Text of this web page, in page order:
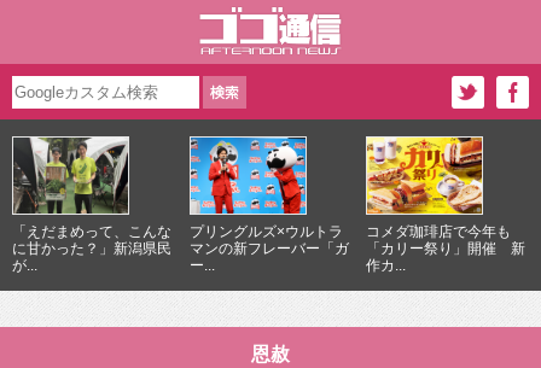
「えだまめって、こんな
に甘かった？」新潟県民
が...
プリングルズ×ウルトラ
マンの新フレーバー「ガ
ー...
コメダ珈琲店で今年も
「カリー祭り」開催 新
作カ...
恩赦